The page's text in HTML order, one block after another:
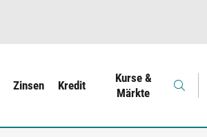
Zinsen Kredit
Kurse &
Märkte